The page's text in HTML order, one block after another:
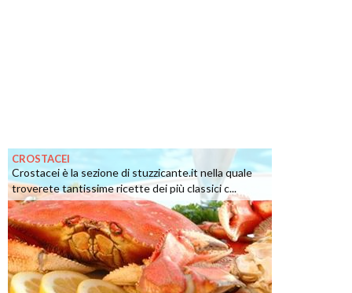
CROSTACEI
Crostacei è la sezione di stuzzicante.it nella quale
troverete tantissime ricette dei più classici c...